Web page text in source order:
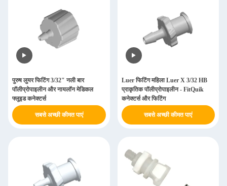
पुरुष लुयर फिटिंग 3/32" नली बार
पॉलीप्रोपाइलीन और नायलॉन मेडिकल
फ्लूइड कनेक्टर्स
सबसे अच्छी कीमत पाएं
Luer फिटिंग महिला Luer X 3/32 HB
प्राकृतिक पॉलीप्रोपाइलीन - FitQuik
कनेक्टर्स और फिटिंग
सबसे अच्छी कीमत पाएं